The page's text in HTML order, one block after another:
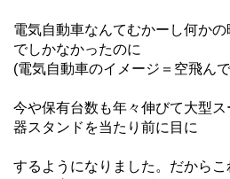
電気自動車なんてむかーし何か
でしかなかったのに
(電気自動車のイメージ＝空飛んで
今や保有台数も年々伸びて大型
器スタンドを当たり前に目に
するようになりました。だから